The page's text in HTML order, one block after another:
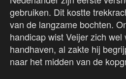
gebruiken. Dit kostte
van de langzame bochten.
handicap wist Veijer zich wel
handhaven, al zakte hij
naar het midden van de